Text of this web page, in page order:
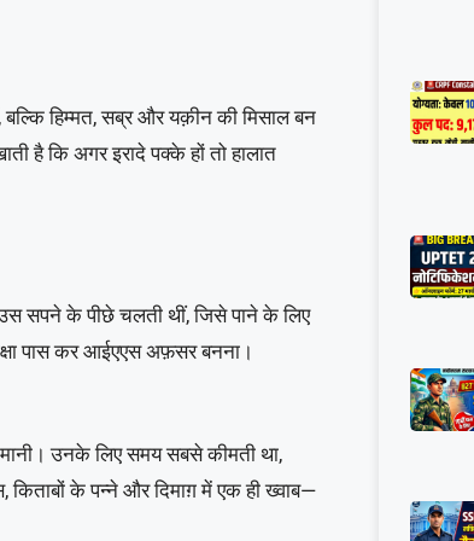
बल्कि हिम्मत, सब्र और यक़ीन की मिसाल बन
है कि अगर इरादे पक्के हों तो हालात
सपने के पीछे चलती थीं, जिसे पाने के लिए
पास कर आईएएस अफ़सर बनना।
मानी। उनके लिए समय सबसे कीमती था,
के पन्ने और दिमाग़ में एक ही ख्वाब—